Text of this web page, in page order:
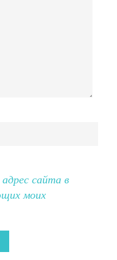
сайта в
моих